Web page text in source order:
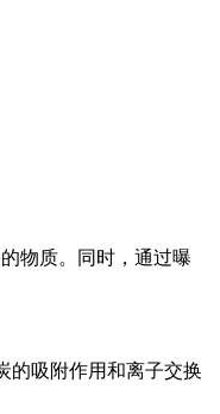
物质。同时，通过曝
的吸附作用和离子交换